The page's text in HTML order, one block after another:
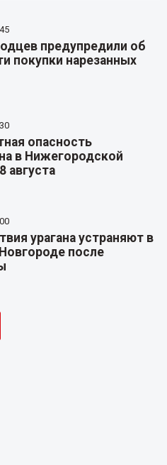
предупредили об
покупки нарезанных
опасность
в Нижегородской
августа
урагана устраняют в
после